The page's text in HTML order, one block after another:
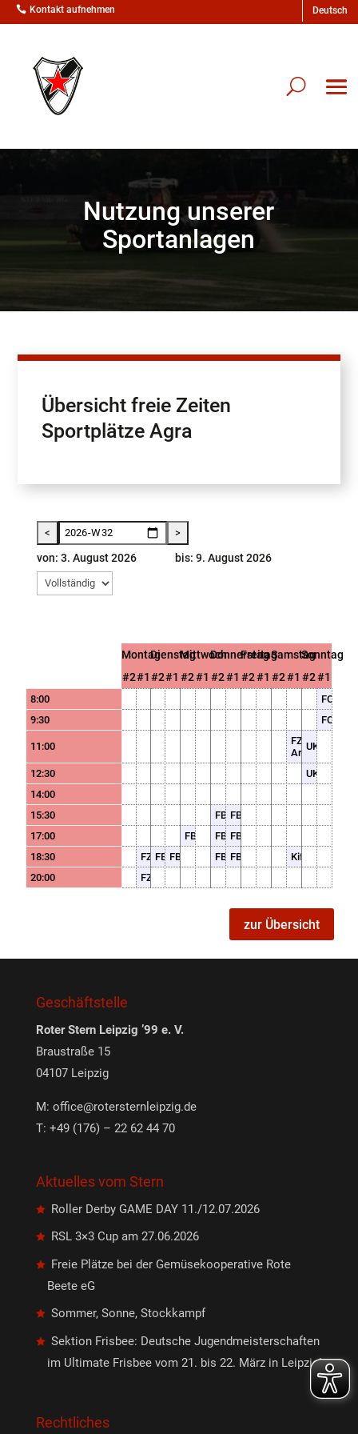
 Kontakt aufnehmen
Nutzung unserer
Sportanlagen
Übersicht freie Zeiten
Sportplätze Agra
von: 3. August 2026 bis: 9. August 2026
MontagDienstagMittwochDonnerstag
FreitagSamstagSonntag
#2#1#2#1 #2#1 #2#1 #2#1 #2#1 #2#1
8:00
FCH
9:30
FCH
11:00
FZ-
Ark
UK
12:30
UK
14:00
15:30
FB FB
17:00
FB FB FB
18:30
FZ FB FB FB FB
Kifl
20:00
FZ
zur Übersicht
Geschäftstelle
Roter Stern Leipzig ’99 e. V.
Braustraße 15
04107 Leipzig
M: office@rotersternleipzig.de
T: +49 (176) – 22 62 44 70
Aktuelles vom Stern
Roller Derby GAME DAY 11./12.07.2026
RSL 3×3 Cup am 27.06.2026
Freie Plätze bei der Gemüsekooperative Rote
Beete eG
Sommer, Sonne, Stockkampf
Sektion Frisbee: Deutsche Jugendmeisterschaften
im Ultimate Frisbee vom 21. bis 22. März in Leipzig!
Rechtliches